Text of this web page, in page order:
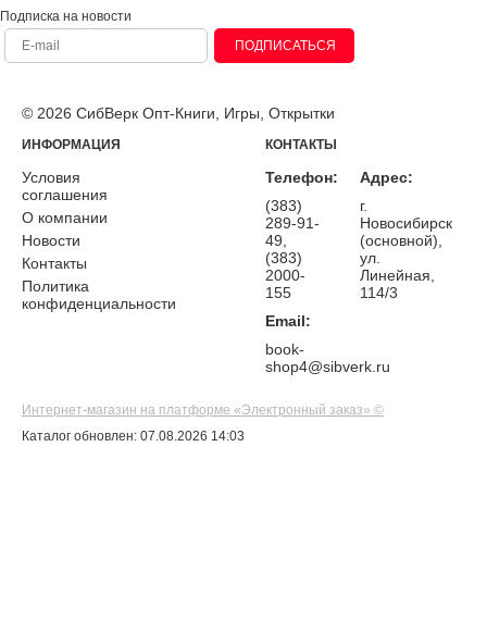
Подписка на новости
ПОДПИСАТЬСЯ
© 2026 СибВерк Опт-Книги, Игры, Открытки
ИНФОРМАЦИЯ
Условия
соглашения
О компании
Новости
Контакты
Политика
конфиденциальности
КОНТАКТЫ
Телефон:
(383)
289-91-
49,
(383)
2000-
155
Email:
book-
shop4@sibverk.ru
Адрес:
г.
Новосибирск
(основной),
ул.
Линейная,
114/3
Интернет-магазин на платформе «Электронный заказ» ©
Каталог обновлен: 07.08.2026 14:03